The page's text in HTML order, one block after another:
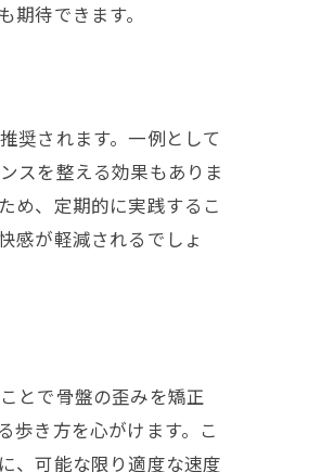
待できます。
奨されます。一例として
スを整える効果もありま
め、定期的に実践するこ
感が軽減されるでしょ
とで骨盤の歪みを矯正
歩き方を心がけます。こ
、可能な限り適度な速度